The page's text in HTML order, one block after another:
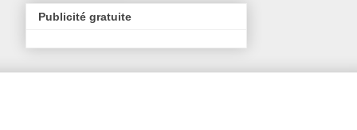
Publicité gratuite